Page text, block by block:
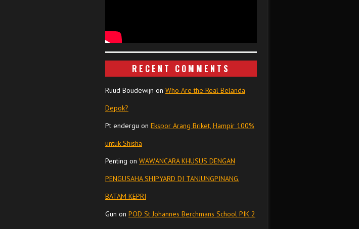
RECENT COMMENTS
Ruud Boudewijn on Who Are the Real Belanda
Depok?
Pt endergu on Ekspor Arang Briket, Hampir 100%
untuk Shisha
Penting on WAWANCARA KHUSUS DENGAN
PENGUSAHA SHIPYARD DI TANJUNGPINANG,
BATAM KEPRI
Gun on POD St Johannes Berchmans School PIK 2